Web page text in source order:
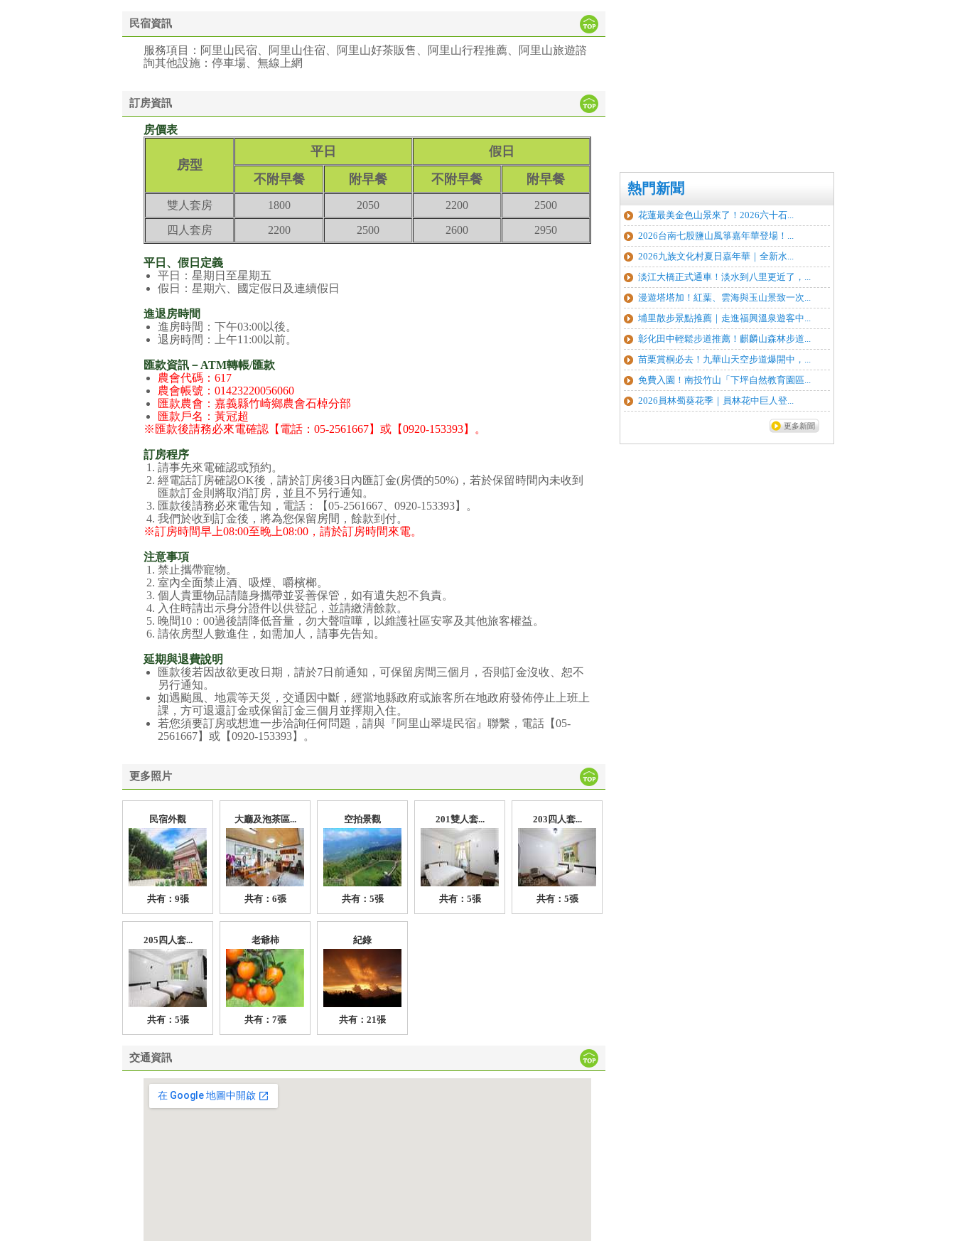
熱門新聞
花蓮最美金色山景來了！2026六十石...
2026台南七股鹽山風箏嘉年華登場！...
2026九族文化村夏日嘉年華｜全新水...
淡江大橋正式通車！淡水到八里更近了，...
漫遊塔塔加！紅葉、雲海與玉山景致一次...
埔里散步景點推薦｜走進福興溫泉遊客中...
彰化田中輕鬆步道推薦！麒麟山森林步道...
苗栗賞桐必去！九華山天空步道爆開中，...
免費入園！南投竹山「下坪自然教育園區...
2026員林蜀葵花季｜員林花中巨人登...
更多新聞
民宿資訊
服務項目：阿里山民宿、阿里山住宿、阿里山好茶販售、阿里山行程推薦、阿里山旅遊諮
詢其他設施：停車場、無線上網
訂房資訊
房價表
房型
平日
假日
不附早餐
附早餐 不附早餐 附早餐
雙人套房 1800 2050 2200 2500
四人套房 2200 2500 2600 2950
平日、假日定義
平日：星期日至星期五
假日：星期六、國定假日及連續假日
進退房時間
進房時間：下午03:00以後。
退房時間：上午11:00以前。
匯款資訊－ATM轉帳/匯款
農會代碼：617
農會帳號：01423220056060
匯款農會：嘉義縣竹崎鄉農會石棹分部
匯款戶名：黃冠超
※匯款後請務必來電確認【電話：05-2561667】或【0920-153393】。
訂房程序
請事先來電確認或預約。
經電話訂房確認OK後，請於訂房後3日內匯訂金(房價的50%)，若於保留時間內未收到
匯款訂金則將取消訂房，並且不另行通知。
匯款後請務必來電告知，電話：【05-2561667、0920-153393】。
我們於收到訂金後，將為您保留房間，餘款到付。
※訂房時間早上08:00至晚上08:00，請於訂房時間來電。
注意事項
禁止攜帶寵物。
室內全面禁止酒、吸煙、嚼檳榔。
個人貴重物品請隨身攜帶並妥善保管，如有遺失恕不負責。
入住時請出示身分證件以供登記，並請繳清餘款。
晚間10：00過後請降低音量，勿大聲喧嘩，以維護社區安寧及其他旅客權益。
請依房型人數進住，如需加人，請事先告知。
延期與退費說明
匯款後若因故欲更改日期，請於7日前通知，可保留房間三個月，否則訂金沒收、恕不
另行通知。
如遇颱風、地震等天災，交通因中斷，經當地縣政府或旅客所在地政府發佈停止上班上
課，方可退還訂金或保留訂金三個月並擇期入住。
若您須要訂房或想進一步洽詢任何問題，請與『阿里山翠堤民宿』聯繫，電話【05-
2561667】或【0920-153393】。
更多照片
民宿外觀
共有：9張
大廳及泡茶區...
共有：6張
空拍景觀
共有：5張
201雙人套...
共有：5張
203四人套...
共有：5張
205四人套...
共有：5張
老爺柿
共有：7張
紀錄
共有：21張
交通資訊